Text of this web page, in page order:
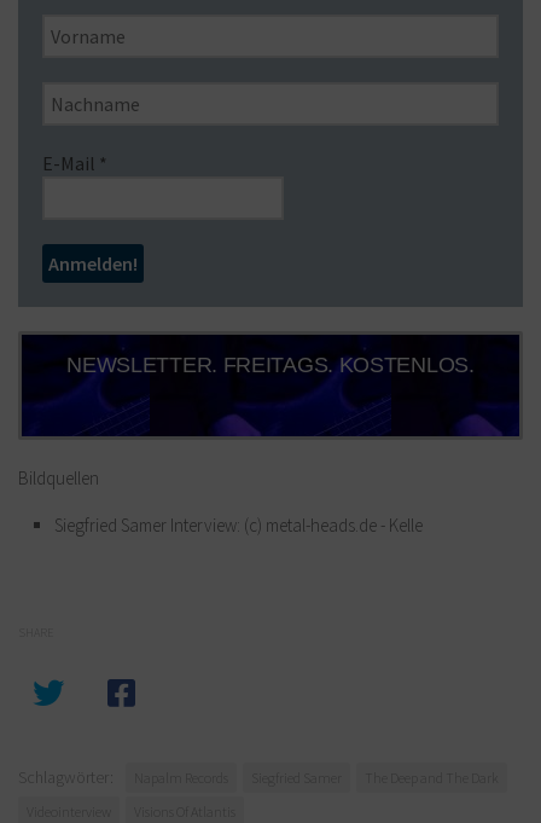
E-Mail *
NEWSLETTER. FREITAGS. KOSTENLOS.
Bildquellen
Siegfried Samer Interview: (c) metal-heads.de - Kelle
Schlagwörter: